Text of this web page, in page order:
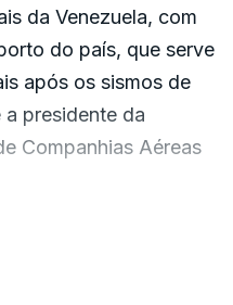
MOMENTO
da Venezuela, com
do país, que serve
após os sismos de
presidente da
Companhias Aéreas